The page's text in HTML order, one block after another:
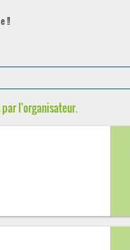
!!
l'organisateur.